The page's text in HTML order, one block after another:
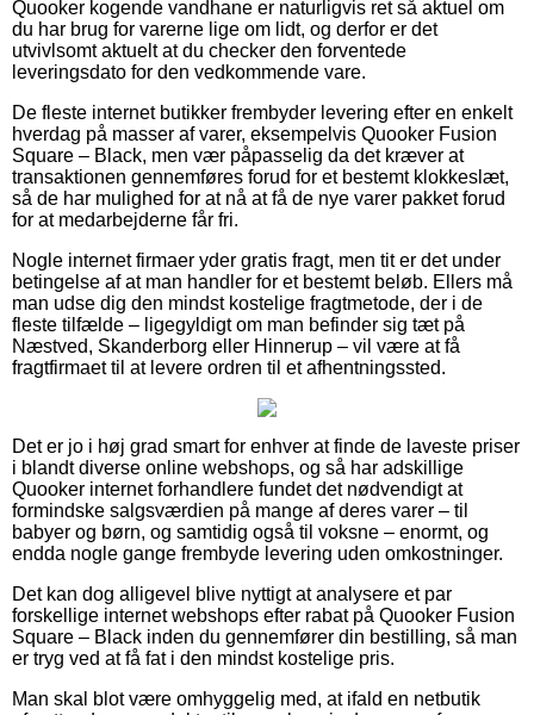
Quooker kogende vandhane er naturligvis ret så aktuel om
du har brug for varerne lige om lidt, og derfor er det
utvivlsomt aktuelt at du checker den forventede
leveringsdato for den vedkommende vare.
De fleste internet butikker frembyder levering efter en enkelt
hverdag på masser af varer, eksempelvis Quooker Fusion
Square – Black, men vær påpasselig da det kræver at
transaktionen gennemføres forud for et bestemt klokkeslæt,
så de har mulighed for at nå at få de nye varer pakket forud
for at medarbejderne får fri.
Nogle internet firmaer yder gratis fragt, men tit er det under
betingelse af at man handler for et bestemt beløb. Ellers må
man udse dig den mindst kostelige fragtmetode, der i de
fleste tilfælde – ligegyldigt om man befinder sig tæt på
Næstved, Skanderborg eller Hinnerup – vil være at få
fragtfirmaet til at levere ordren til et afhentningssted.
Det er jo i høj grad smart for enhver at finde de laveste priser
i blandt diverse online webshops, og så har adskillige
Quooker internet forhandlere fundet det nødvendigt at
formindske salgsværdien på mange af deres varer – til
babyer og børn, og samtidig også til voksne – enormt, og
endda nogle gange frembyde levering uden omkostninger.
Det kan dog alligevel blive nyttigt at analysere et par
forskellige internet webshops efter rabat på Quooker Fusion
Square – Black inden du gennemfører din bestilling, så man
er tryg ved at få fat i den mindst kostelige pris.
Man skal blot være omhyggelig med, at ifald en netbutik